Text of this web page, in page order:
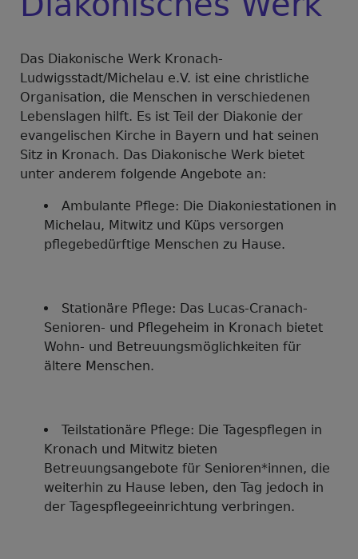
Das Diakonische Werk Kronach-
Ludwigsstadt/Michelau e.V. ist eine christliche
Organisation, die Menschen in verschiedenen
Lebenslagen hilft. Es ist Teil der Diakonie der
evangelischen Kirche in Bayern und hat seinen
Sitz in Kronach. Das Diakonische Werk bietet
unter anderem folgende Angebote an:
Ambulante Pflege: Die Diakoniestationen in
Michelau, Mitwitz und Küps versorgen
pflegebedürftige Menschen zu Hause.
Stationäre Pflege: Das Lucas-Cranach-
Senioren- und Pflegeheim in Kronach bietet
Wohn- und Betreuungsmöglichkeiten für
ältere Menschen.
Teilstationäre Pflege: Die Tagespflegen in
Kronach und Mitwitz bieten
Betreuungsangebote für Senioren*innen, die
weiterhin zu Hause leben, den Tag jedoch in
der Tagespflegeeinrichtung verbringen.